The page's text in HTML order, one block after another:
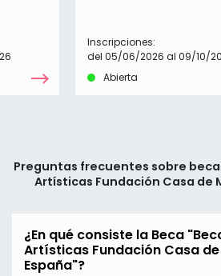
Inscripciones:
del 05/06/2026 al 09/10/
Abierta
Preguntas frecuentes sobre
Artísticas Fundación Casa de
¿En qué consiste la Beca
Artísticas Fundación Casa
España"?